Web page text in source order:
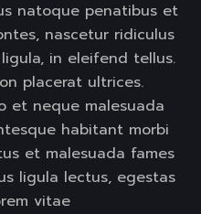
natoque penatibus et
nascetur ridiculus
in eleifend tellus.
placerat ultrices.
et neque malesuada
habitant morbi
et malesuada fames
ligula lectus, egestas
vitae